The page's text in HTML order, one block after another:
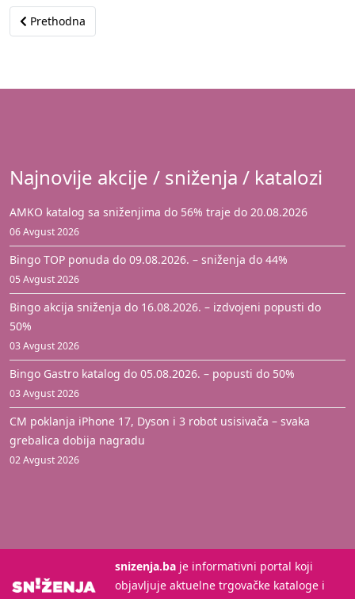
Prethodni članak: Namex katalog do 15.09.2026 –
Prethodna
Najnovije akcije / sniženja / katalozi
AMKO katalog sa sniženjima do 56% traje do 20.08.2026
06 Avgust 2026
Bingo TOP ponuda do 09.08.2026. – sniženja do 44%
05 Avgust 2026
Bingo akcija sniženja do 16.08.2026. – izdvojeni popusti do
50%
03 Avgust 2026
Bingo Gastro katalog do 05.08.2026. – popusti do 50%
03 Avgust 2026
CM poklanja iPhone 17, Dyson i 3 robot usisivača – svaka
grebalica dobija nagradu
02 Avgust 2026
snizenja.ba je informativni portal koji
objavljuje aktuelne trgovačke kataloge i